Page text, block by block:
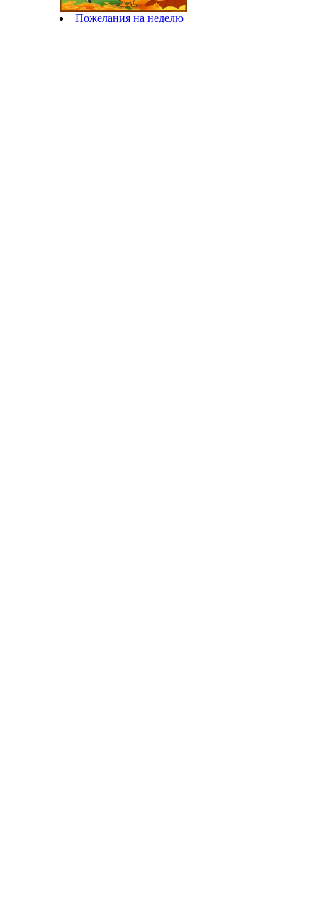
Пожелания на неделю